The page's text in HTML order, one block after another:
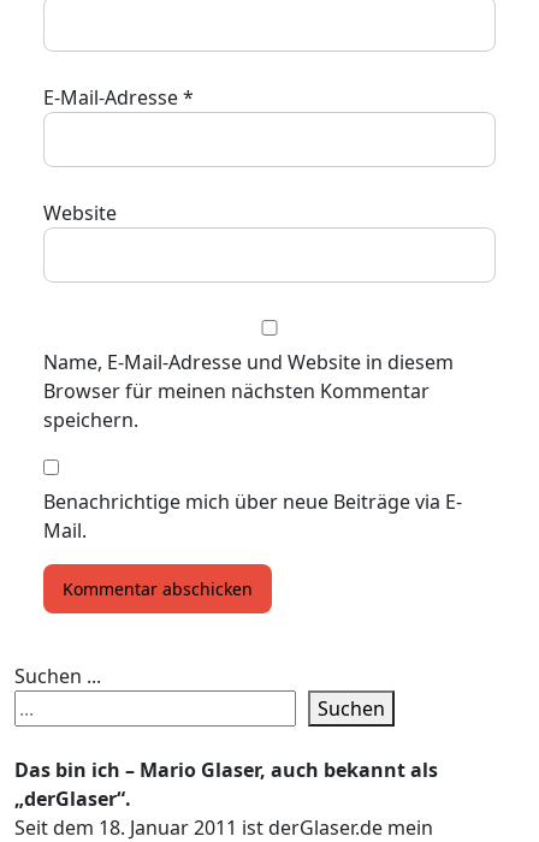
E-Mail-Adresse*
Website
Name, E-Mail-Adresse und Website in diesem
Browser für meinen nächsten Kommentar
speichern.
Benachrichtige mich über neue Beiträge via E-
Mail.
Suchen ...
Suchen
Das bin ich – Mario Glaser, auch bekannt als
„derGlaser“.
Seit dem 18. Januar 2011 ist derGlaser.de mein